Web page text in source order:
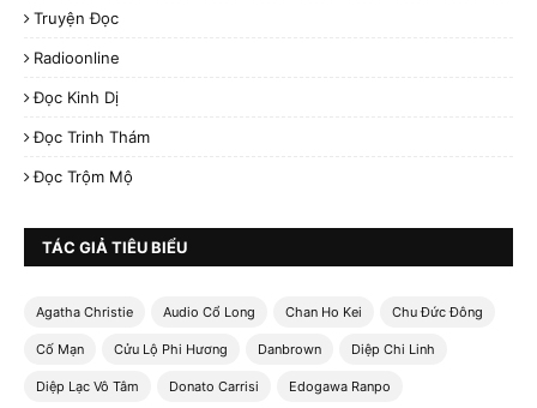
Truyện Đọc
Radioonline
Đọc Kinh Dị
Đọc Trinh Thám
Đọc Trộm Mộ
TÁC GIẢ TIÊU BIỂU
Agatha Christie Audio Cổ Long Chan Ho Kei Chu Đức Đông
Cố Mạn Cửu Lộ Phi Hương Danbrown Diệp Chi Linh
Diệp Lạc Vô Tâm Donato Carrisi Edogawa Ranpo